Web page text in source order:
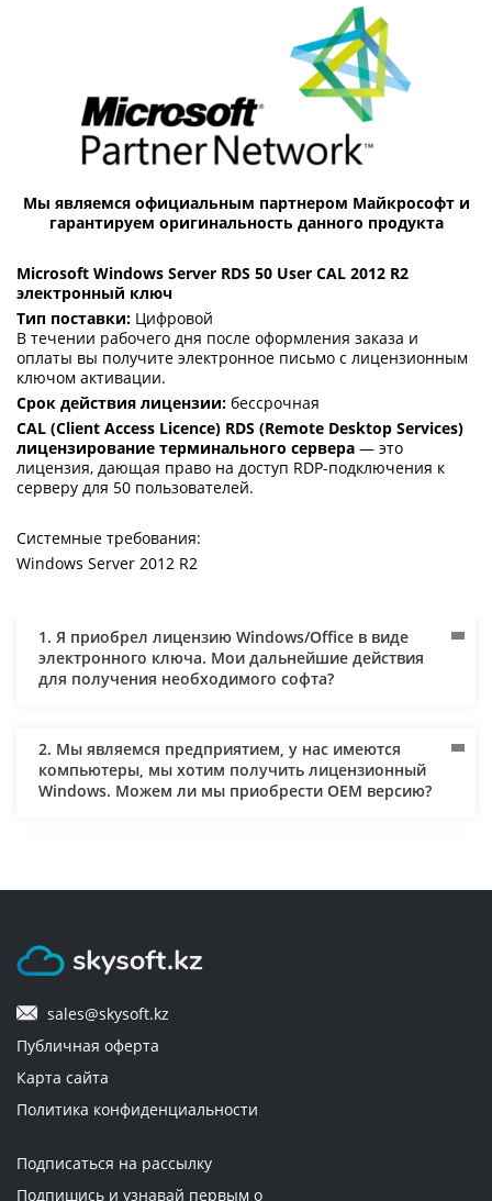
Мы являемся официальным партнером Майкрософт и
гарантируем оригинальность данного продукта
Microsoft Windows Server RDS 50 User CAL 2012 R2
электронный ключ
Тип поставки: Цифровой
В течении рабочего дня после оформления заказа и
оплаты вы получите электронное письмо с лицензионным
ключом активации.
Срок действия лицензии: бессрочная
CAL (Client Access Licence) RDS (Remote Desktop Services)
лицензирование терминального сервера — это
лицензия, дающая право на доступ RDP-подключения к
серверу для 50 пользователей.
Системные требования:
Windows Server 2012 R2
1. Я приобрел лицензию Windows/Office в виде
электронного ключа. Мои дальнейшие действия
для получения необходимого софта?
2. Мы являемся предприятием, у нас имеются
компьютеры, мы хотим получить лицензионный
Windows. Можем ли мы приобрести ОЕM версию?
Могут ли мне оправить документы и по
безналичному расчету? Могу ли я использовать для
юридическое лицо?
5. Через сколько будет доставлен заказ?
sales@skysoft.kz
Публичная оферта
Карта сайта
Политика конфиденциальности
Подписаться на рассылку
Подпишись и узнавай первым о